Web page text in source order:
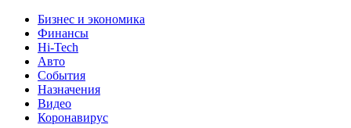
Бизнес и экономика
Финансы
Hi-Tech
Авто
События
Назначения
Видео
Коронавирус